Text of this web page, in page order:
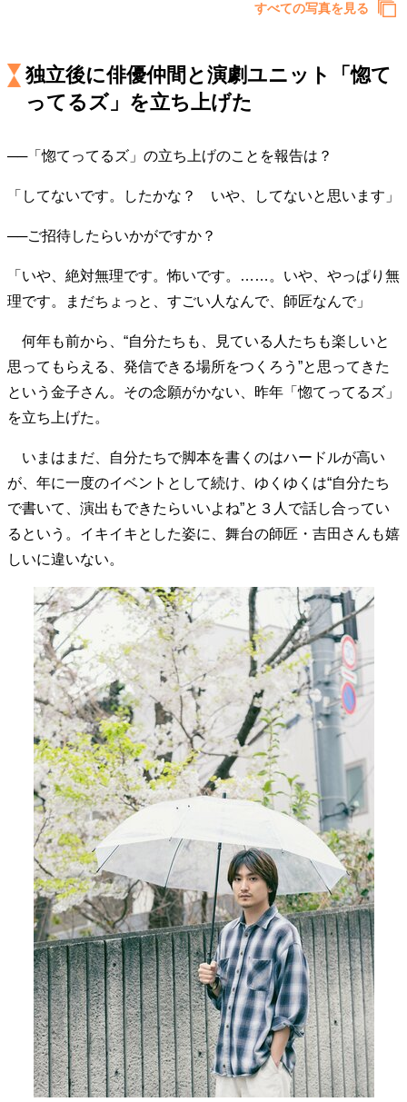
リーダーの流儀 変革の原動力
次世代へのバトン
トップが描く未来
マインドセット
重圧との向き合い方 一流のルーティン
20代の現在地
パートナーとの歩み方
親になるということ
病が教えてくれたこと
移住という選択
熱狂できるもの
一生モノの愛用品
私を彩るエッセンス
社会・カルチャー・マネー
地域とつながる/お金との付き合い方
すべての写真を見る
独立後に俳優仲間と演劇ユニット「惚て
ってるズ」を立ち上げた
──「惚てってるズ」の立ち上げのことを報告は？
「してないです。したかな？ いや、してないと思います」
──ご招待したらいかがですか？
「いや、絶対無理です。怖いです。……。いや、やっぱり無
理です。まだちょっと、すごい人なんで、師匠なんで」
何年も前から、“自分たちも、見ている人たちも楽しいと
思ってもらえる、発信できる場所をつくろう”と思ってきた
という金子さん。その念願がかない、昨年「惚てってるズ」
を立ち上げた。
いまはまだ、自分たちで脚本を書くのはハードルが高い
が、年に一度のイベントとして続け、ゆくゆくは“自分たち
で書いて、演出もできたらいいよね”と３人で話し合ってい
るという。イキイキとした姿に、舞台の師匠・吉田さんも嬉
しいに違いない。